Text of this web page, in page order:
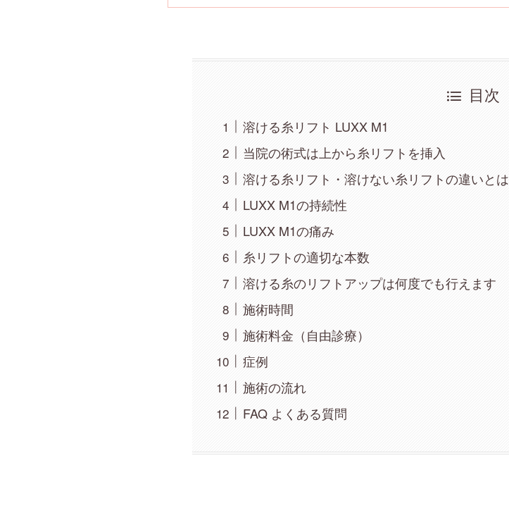
目次
溶ける糸リフト LUXX M1
当院の術式は上から糸リフトを挿入
溶ける糸リフト・溶けない糸リフトの違いとは
LUXX M1の持続性
LUXX M1の痛み
糸リフトの適切な本数
溶ける糸のリフトアップは何度でも行えます
施術時間
施術料金（自由診療）
症例
施術の流れ
FAQ よくある質問